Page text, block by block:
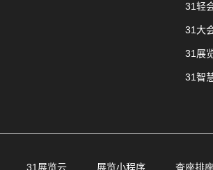
31轻
31大
31展
31智
31展览云 展览小程序 查座排